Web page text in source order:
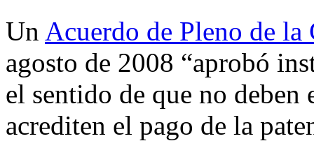
Un Acuerdo de Pleno de la
agosto de 2008 “aprobó
el sentido de que no
acrediten el pago de la